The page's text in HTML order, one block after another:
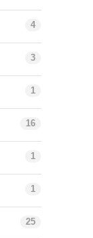
4
3
1
16
1
1
25